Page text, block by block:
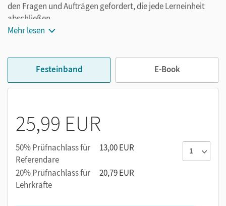
den Fragen und Aufträgen gefordert, die jede Lerneinheit
abschließen.
Das Schulbuch enthält eine große Palette an
altersgerecht die physikalischen Sachverhalte. Dabei sind
Mehr lesen
Festeinband E-Book
25,99 EUR
50% Prüfnachlass für
Referendare
13,00 EUR
20% Prüfnachlass für
Lehrkräfte
20,79 EUR